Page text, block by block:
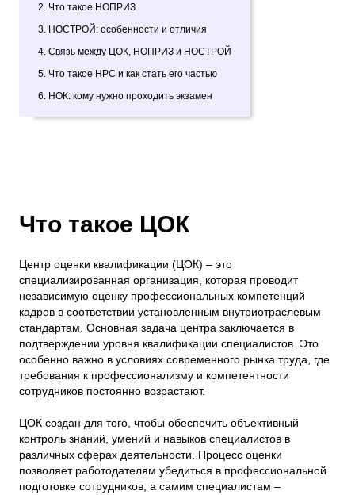
2. Что такое НОПРИЗ
3. НОСТРОЙ: особенности и отличия
4. Связь между ЦОК, НОПРИЗ и НОСТРОЙ
5. Что такое НРС и как стать его частью
6. НОК: кому нужно проходить экзамен
Что такое ЦОК
Центр оценки квалификации (ЦОК) – это
специализированная организация, которая проводит
независимую оценку профессиональных компетенций
кадров в соответствии установленным внутриотраслевым
стандартам. Основная задача центра заключается в
подтверждении уровня квалификации специалистов. Это
особенно важно в условиях современного рынка труда, где
требования к профессионализму и компетентности
сотрудников постоянно возрастают.
ЦОК создан для того, чтобы обеспечить объективный
контроль знаний, умений и навыков специалистов в
различных сферах деятельности. Процесс оценки
позволяет работодателям убедиться в профессиональной
подготовке сотрудников, а самим специалистам –